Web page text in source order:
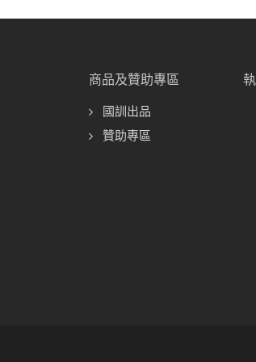
商品及贊助專區
國訓出品
贊助專區